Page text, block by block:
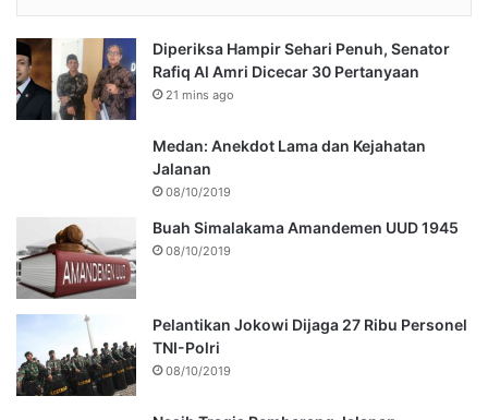
Diperiksa Hampir Sehari Penuh, Senator
Rafiq Al Amri Dicecar 30 Pertanyaan
21 mins ago
Medan: Anekdot Lama dan Kejahatan
Jalanan
08/10/2019
Buah Simalakama Amandemen UUD 1945
08/10/2019
Pelantikan Jokowi Dijaga 27 Ribu Personel
TNI-Polri
08/10/2019